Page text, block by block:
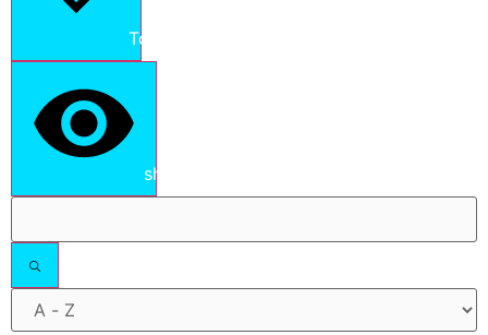
Toon meer
show results